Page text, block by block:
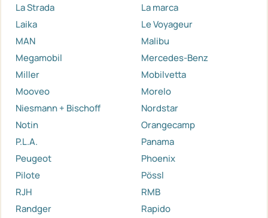
La Strada
La marca
Laika
Le Voyageur
MAN
Malibu
Megamobil
Mercedes-Benz
Miller
Mobilvetta
Mooveo
Morelo
Niesmann + Bischoff
Nordstar
Notin
Orangecamp
P.L.A.
Panama
Peugeot
Phoenix
Pilote
Pössl
RJH
RMB
Randger
Rapido